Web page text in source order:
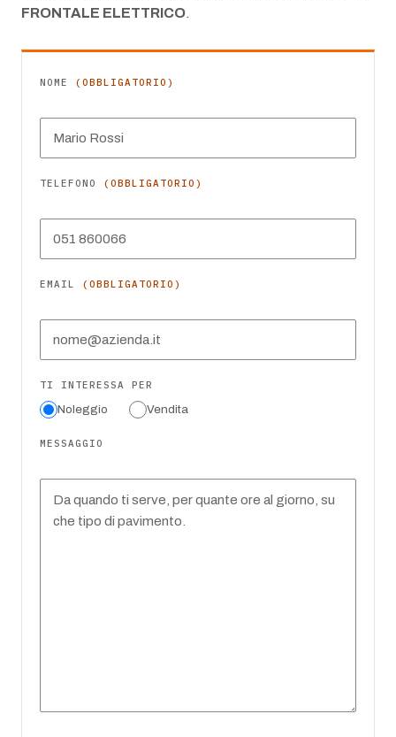
FRONTALE ELETTRICO.
NOME (OBBLIGATORIO)
TELEFONO (OBBLIGATORIO)
EMAIL (OBBLIGATORIO)
TI INTERESSA PER
Noleggio Vendita
MESSAGGIO